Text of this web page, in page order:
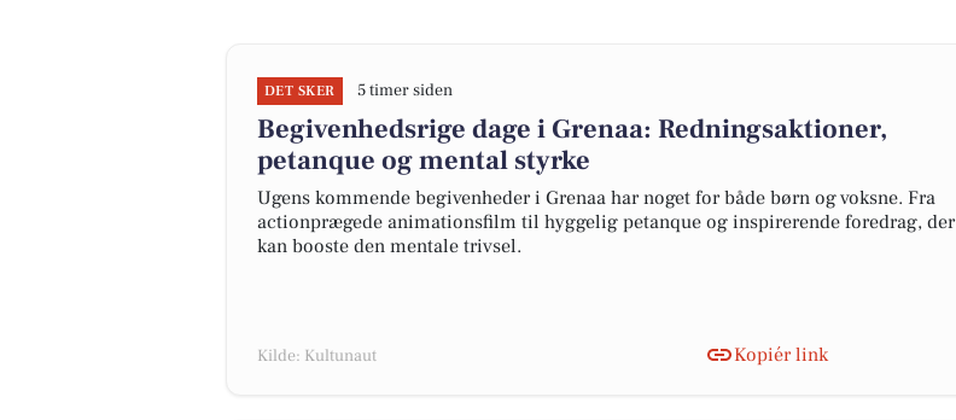
DET SKER 5 timer siden
Begivenhedsrige dage i Grenaa: Redningsaktioner,
petanque og mental styrke
Ugens kommende begivenheder i Grenaa har noget for både børn og voksne. Fra
actionprægede animationsfilm til hyggelig petanque og inspirerende foredrag, der
kan booste den mentale trivsel.
Kilde: Kultunaut Kopiér link